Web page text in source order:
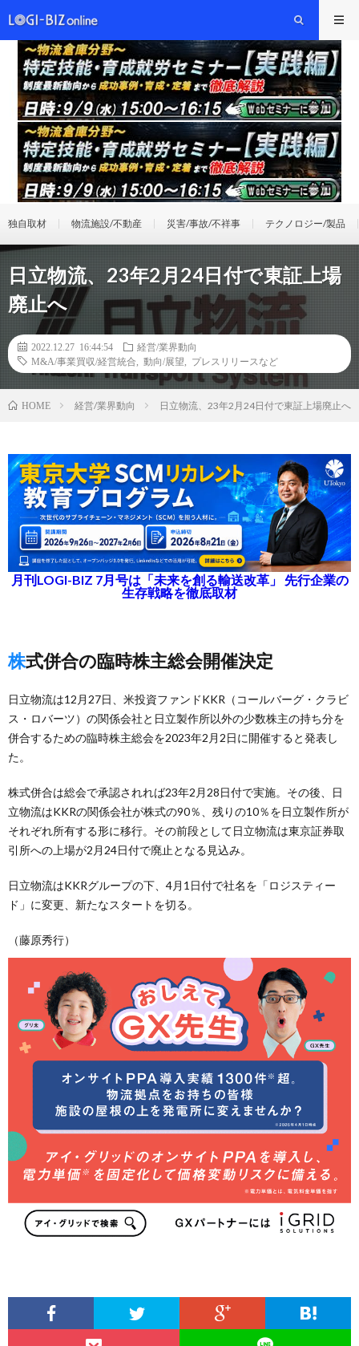
独自取材 物流施設/不動産 災害/事故/不祥事 テクノロジー/製品
日立物流、23年2月24日付で東証上場
廃止へ
2022.12.27 16:44:54
経営/業界動向
M&A/事業買収/経営統合
動向/展望 プレスリリースなど
HOME 経営/業界動向 日立物流、23年2月24日付で東証上場廃止へ
月刊LOGI-BIZ 7月号は「未来を創る輸送改革」 先行企業の
生存戦略を徹底取材
株式併合の臨時株主総会開催決定
日立物流は12月27日、米投資ファンドKKR（コールバーグ・クラビ
ス・ロバーツ）の関係会社と日立製作所以外の少数株主の持ち分を
併合するための臨時株主総会を2023年2月2日に開催すると発表し
た。
株式併合は総会で承認されれば23年2月28日付で実施。その後、日
立物流はKKRの関係会社が株式の90％、残りの10％を日立製作所が
それぞれ所有する形に移行。その前段として日立物流は東京証券取
引所への上場が2月24日付で廃止となる見込み。
日立物流はKKRグループの下、4月1日付で社名を「ロジスティー
ド」に変更、新たなスタートを切る。
（藤原秀行）